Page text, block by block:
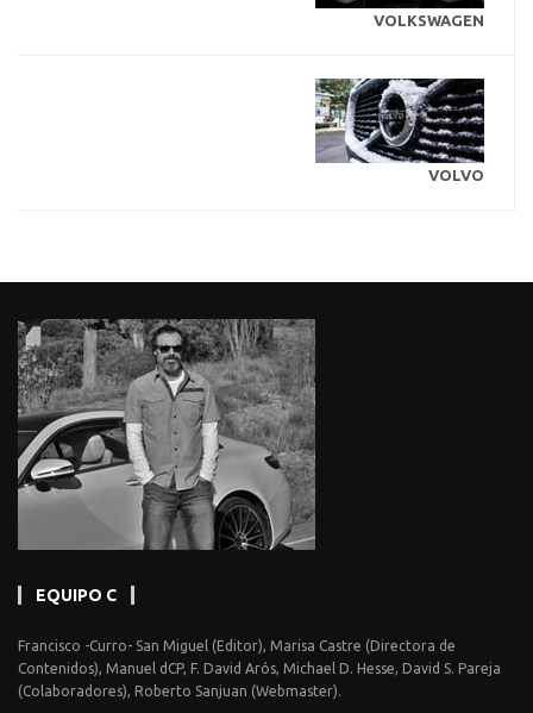
VOLKSWAGEN
VOLVO
EQUIPO C
Francisco -Curro- San Miguel (Editor), Marisa Castre (Directora de
Contenidos), Manuel dCP, F. David Arós, Michael D. Hesse, David S. Pareja
(Colaboradores), Roberto Sanjuan (Webmaster).